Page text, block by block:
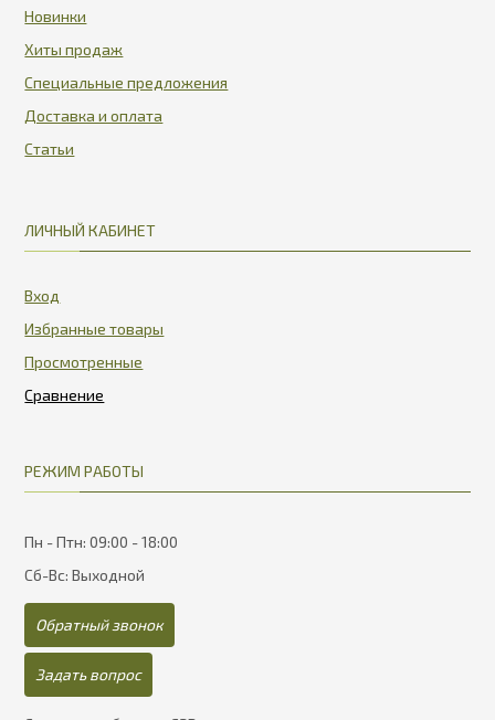
Новинки
Хиты продаж
Специальные предложения
Доставка и оплата
Статьи
ЛИЧНЫЙ КАБИНЕТ
Вход
Избранные товары
Просмотренные
РЕЖИМ РАБОТЫ
Пн - Птн: 09:00 - 18:00
Сб-Вс: Выходной
Обратный звонок
Задать вопрос